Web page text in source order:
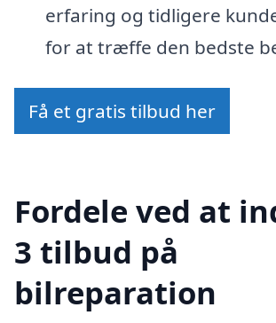
erfaring og tidligere
for at træffe den bedste
Få et gratis tilbud her
Fordele ved at
3 tilbud på
bilreparation